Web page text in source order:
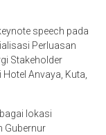
speech pada
Perluasan
Stakeholder
Anvaya, Kuta,
lokasi
Gubernur